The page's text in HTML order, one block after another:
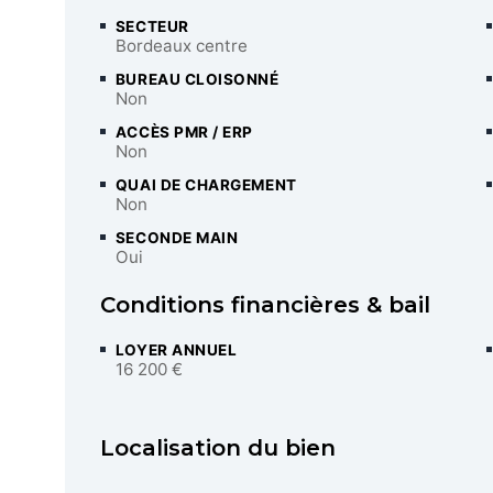
SECTEUR
Bordeaux centre
BUREAU CLOISONNÉ
Non
ACCÈS PMR / ERP
Non
QUAI DE CHARGEMENT
Non
SECONDE MAIN
Oui
Conditions financières & bail
LOYER ANNUEL
16 200 €
Localisation du bien